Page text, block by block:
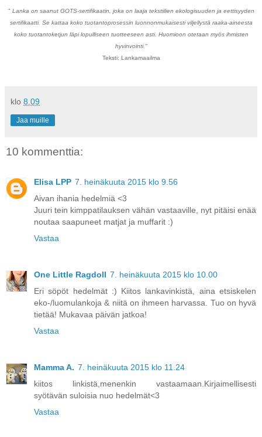
" Lanka on saanut GOTS-sertifikaatin, joka on laaja tekstiilien ekologisuuden ja eettisyyden
sertifikaatti. Se kattaa koko tuotantoprosessin luonnonmukaisesti viljellystä raaka-aineesta
koko tuotantoketjun läpi lopulliseen tuotteeseen asti. Huomioon otetaan myös ihmisten
hyvinvointi."
Teksti: Lankamaailma
klo 8.09
Jaa muille
10 kommenttia:
Elisa LPP 7. heinäkuuta 2015 klo 9.56
Aivan ihania hedelmiä <3
Juuri tein kimppatilauksen vähän vastaaville, nyt pitäisi enää
noutaa saapuneet matjat ja muffarit :)
Vastaa
One Little Ragdoll 7. heinäkuuta 2015 klo 10.00
Eri söpöt hedelmät :) Kiitos lankavinkistä, aina etsiskelen
eko-/luomulankoja & niitä on ihmeen harvassa. Tuo on hyvä
tietää! Mukavaa päivän jatkoa!
Vastaa
Mamma A. 7. heinäkuuta 2015 klo 11.24
kiitos linkistä,menenkin vastaamaan.Kirjaimellisesti
syötävän suloisia nuo hedelmät<3
Vastaa